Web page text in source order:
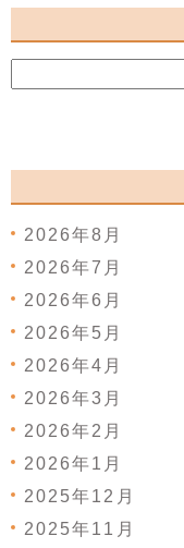
2026年8月
2026年7月
2026年6月
2026年5月
2026年4月
2026年3月
2026年2月
2026年1月
2025年12月
2025年11月